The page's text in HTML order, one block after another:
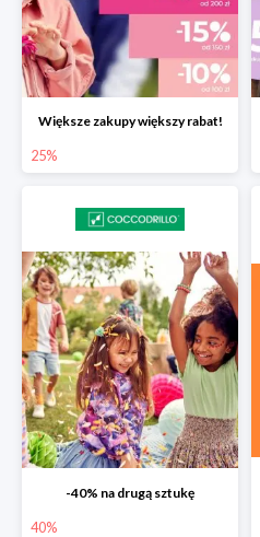
Większe zakupy większy rabat!
25%
-40% na drugą sztukę
40%